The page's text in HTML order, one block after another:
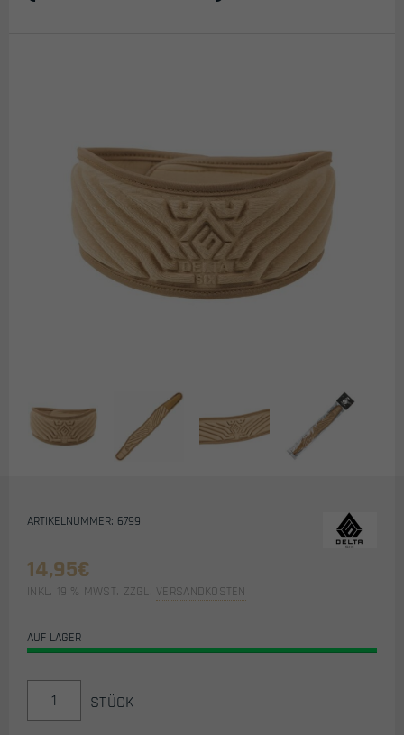
ARTIKELNUMMER: 6799
14,95€
INKL. 19 % MWST. ZZGL. VERSANDKOSTEN
AUF LAGER
PROTACT
STÜCK